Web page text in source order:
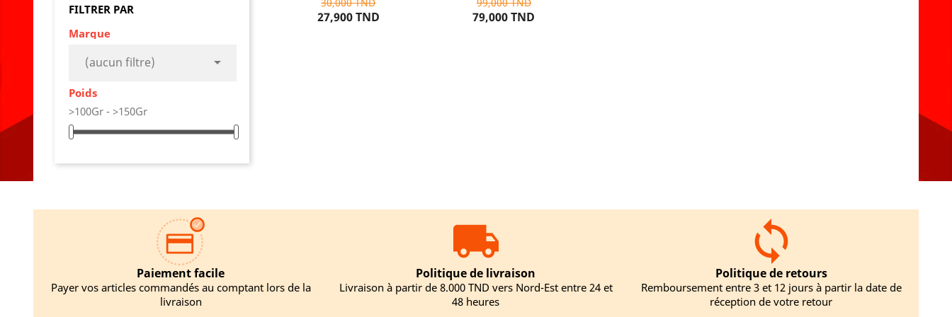
FILTRER PAR
Marque
(aucun filtre) 
Poids
>100Gr - >150Gr
27,900 TND 79,000 TND
Paiement facile
Payer vos articles commandés au comptant lors de la
livraison
Politique de livraison
Livraison à partir de 8.000 TND vers Nord-Est entre 24 et
48 heures
Politique de retours
Remboursement entre 3 et 12 jours à partir la date de
réception de votre retour